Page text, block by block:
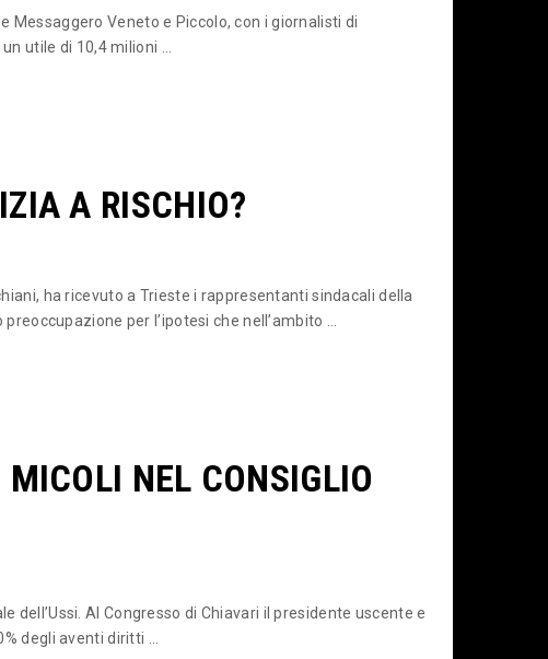
Messaggero Veneto e Piccolo, con i giornalisti di
utile di 10,4 milioni ...
A RISCHIO?
ha ricevuto a Trieste i rappresentanti sindacali della
per l’ipotesi che nell’ambito ...
MICOLI NEL CONSIGLIO
dell’Ussi. Al Congresso di Chiavari il presidente uscente e
degli aventi diritti ...